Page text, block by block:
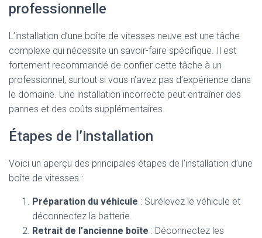
professionnelle
L’installation d’une boîte de vitesses neuve est une tâche
complexe qui nécessite un savoir-faire spécifique. Il est
fortement recommandé de confier cette tâche à un
professionnel, surtout si vous n’avez pas d’expérience dans
le domaine. Une installation incorrecte peut entraîner des
pannes et des coûts supplémentaires.
Étapes de l’installation
Voici un aperçu des principales étapes de l’installation d’une
boîte de vitesses :
Préparation du véhicule : Surélevez le véhicule et
déconnectez la batterie.
Retrait de l’ancienne boîte : Déconnectez les